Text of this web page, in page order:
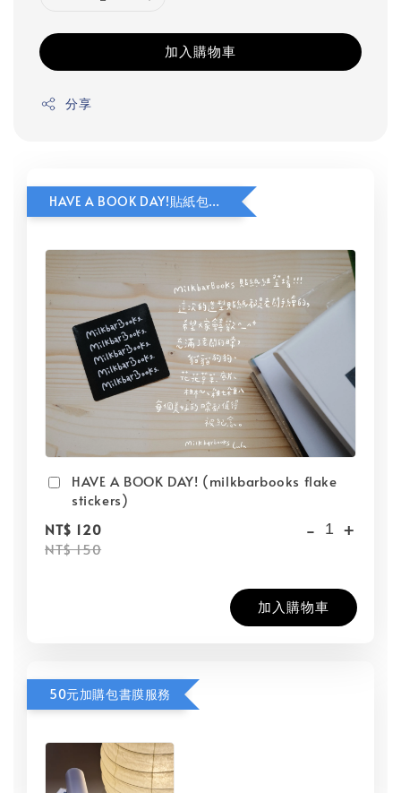
加入購物車
分享
HAVE A BOOK DAY!貼紙包加價購
HAVE A BOOK DAY! (milkbarbooks flake
stickers)
NT$ 120
NT$ 150
- +
加入購物車
50元加購包書膜服務